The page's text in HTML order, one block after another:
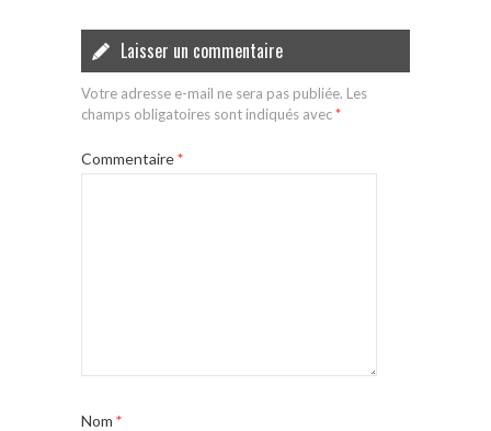
Laisser un commentaire
Votre adresse e-mail ne sera pas publiée. Les
champs obligatoires sont indiqués avec*
Commentaire*
Nom *